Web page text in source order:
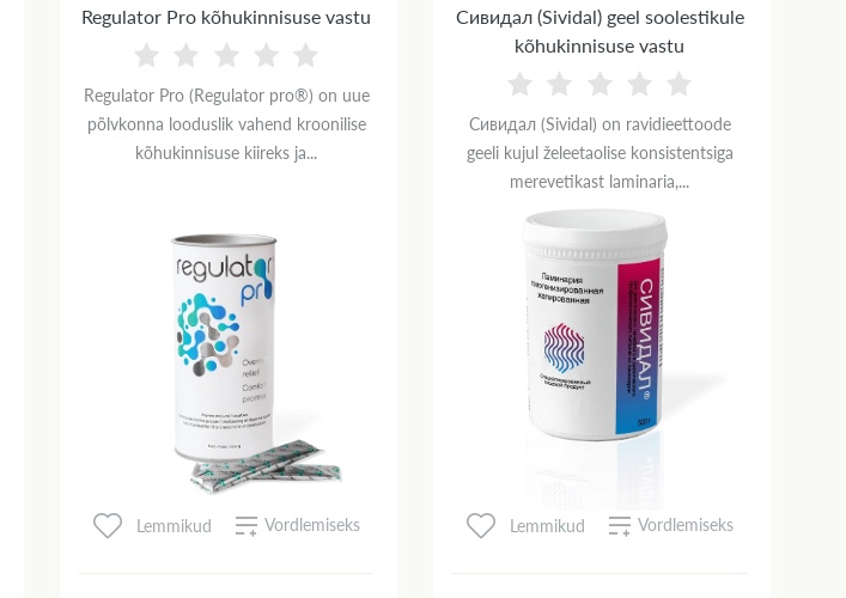
Regulator Pro kõhukinnisuse vastu
Regulator Pro (Regulator pro®) on uue
põlvkonna looduslik vahend kroonilise
kõhukinnisuse kiireks ja...
Lemmikud Vordlemiseks
Сивидал (Sividal) geel soolestikule
kõhukinnisuse vastu
Сивидал (Sividal) on ravidieettoode
geeli kujul želeetaolise konsistentsiga
merevetikast laminaria,...
Lemmikud Vordlemiseks